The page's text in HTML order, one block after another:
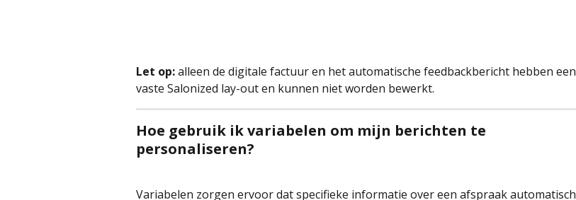
Let op: alleen de digitale factuur en het automatische feedbackbericht hebben een
vaste Salonized lay-out en kunnen niet worden bewerkt.
Hoe gebruik ik variabelen om mijn berichten te
personaliseren?
Variabelen zorgen ervoor dat specifieke informatie over een afspraak automatisch